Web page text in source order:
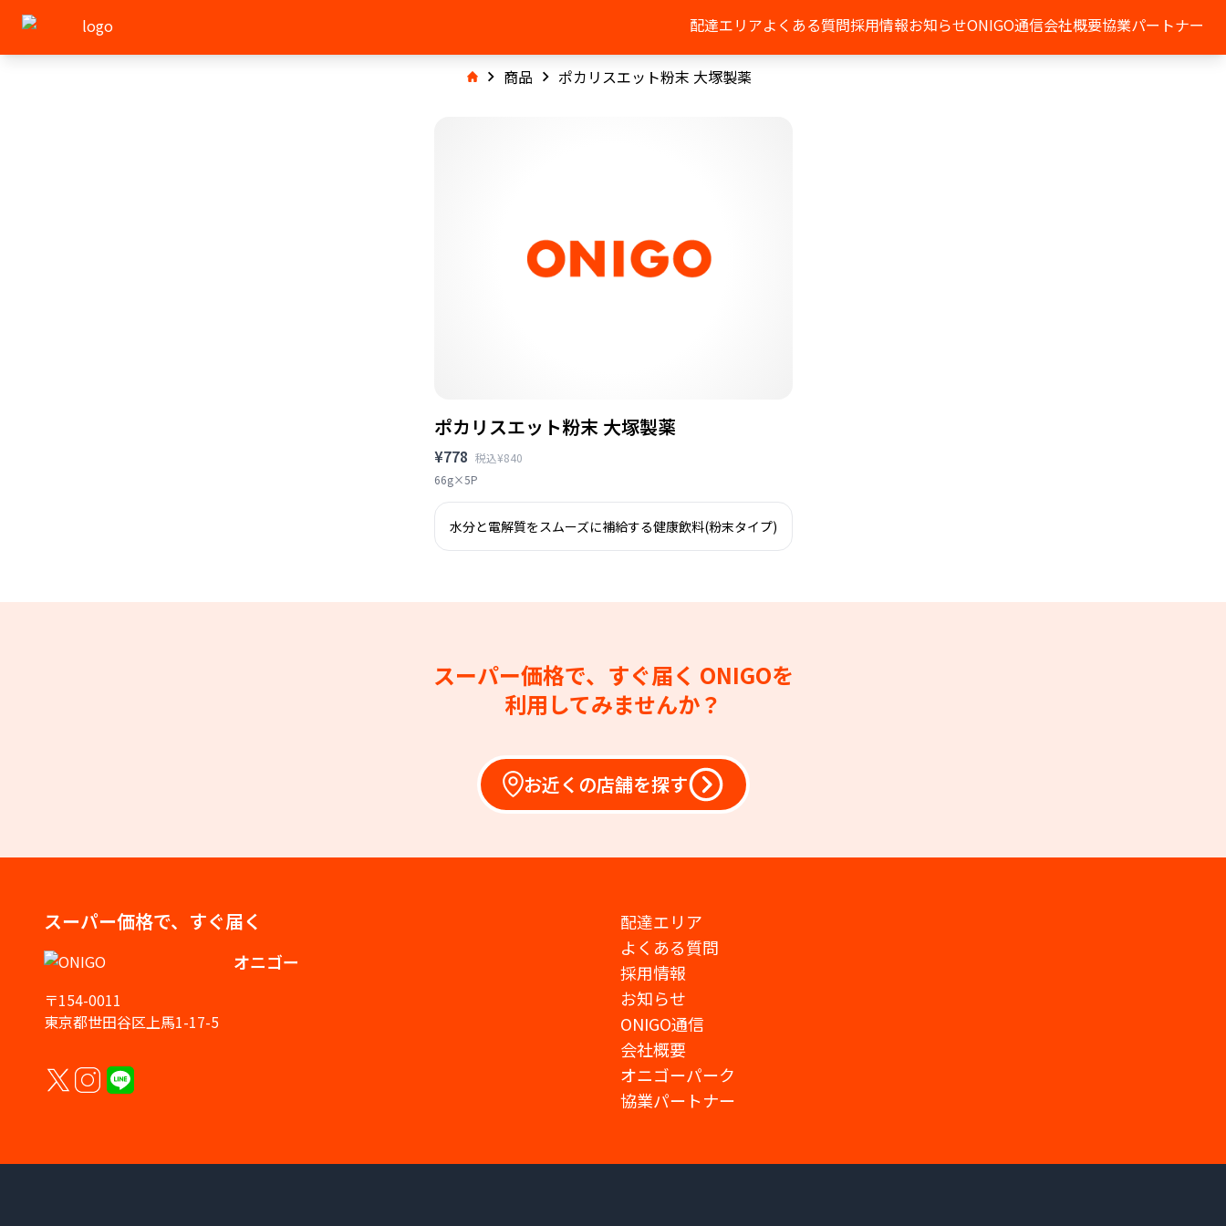
配達エリアよくある質問採用情報お知らせONIGO通信会社概要協業パートナー
商品 ポカリスエット粉末 大塚製薬
ポカリスエット粉末 大塚製薬
¥778 税込¥840
66g×5P
水分と電解質をスムーズに補給する健康飲料(粉末タイプ)
スーパー価格で、すぐ届く ONIGOを
利用してみませんか？
お近くの店舗を探す
スーパー価格で、すぐ届く
オニゴー
〒154-0011
東京都世田谷区上馬1-17-5
配達エリア
よくある質問
採用情報
お知らせ
ONIGO通信
会社概要
オニゴーパーク
協業パートナー